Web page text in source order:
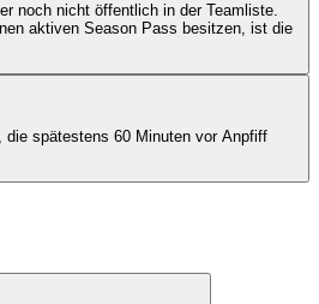
noch nicht öffentlich in der Teamliste.
aktiven Season Pass besitzen, ist die
die spätestens 60 Minuten vor Anpfiff